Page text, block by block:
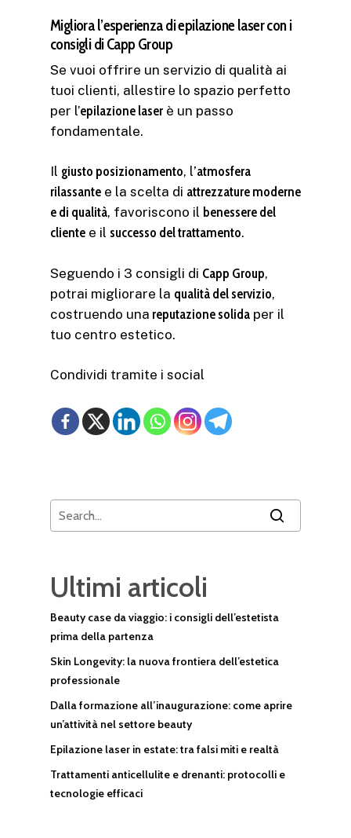
Migliora l’esperienza di epilazione laser con i
consigli di Capp Group
Se vuoi offrire un servizio di qualità ai
tuoi clienti, allestire lo spazio perfetto
per l’epilazione laser è un passo
fondamentale.
Il giusto posizionamento, l’atmosfera
rilassante e la scelta di attrezzature moderne
e di qualità, favoriscono il benessere del
cliente e il successo del trattamento.
Seguendo i 3 consigli di Capp Group,
potrai migliorare la qualità del servizio,
costruendo una reputazione solida per il
tuo centro estetico.
Condividi tramite i social
Ultimi articoli
Beauty case da viaggio: i consigli dell’estetista
prima della partenza
Skin Longevity: la nuova frontiera dell’estetica
professionale
Dalla formazione all’inaugurazione: come aprire
un’attività nel settore beauty
Epilazione laser in estate: tra falsi miti e realtà
Trattamenti anticellulite e drenanti: protocolli e
tecnologie efficaci